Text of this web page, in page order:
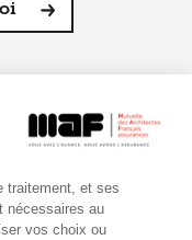
traitement, et ses
nécessaires au
vos choix ou